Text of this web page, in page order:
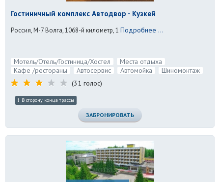
Гостиничный комплекс Автодвор - Кузкей
Россия, М-7 Волга, 1068-й километр, 1 Подробнее ...
Мотель/Отель/Гостиница/Хостел
Места отдыха
Кафе /рестораны
Автосервис Автомойка
Шиномонтаж
(31 голос)
В сторону конца трассы
ЗАБРОНИРОВАТЬ